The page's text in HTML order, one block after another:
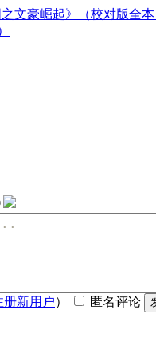
之文豪崛起》（校对版全
册新用户） 匿名评论